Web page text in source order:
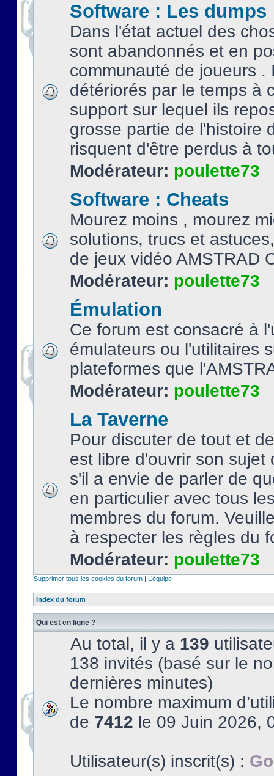
Software : Les dumps
Dans l'état actuel des
sont abandonnés et en
communauté de joueurs .
détériorés par le temps à
support sur lequel ils
grosse partie de l'histoire
risquent d'être perdus à
Modérateur: poulette73
Software : Cheats
Mourez moins , mourez
solutions, trucs et
de jeux vidéo AMSTRAD
Modérateur: poulette73
Émulation
Ce forum est consacré à
émulateurs ou l'utilitaires
plateformes que
Modérateur: poulette73
La Taverne
Pour discuter de tout et
est libre d'ouvrir son sujet
s'il a envie de parler de
en particulier avec tous
membres du forum.
à respecter les règles du
Modérateur: poulette73
Supprimer tous les cookies du forum | L’équipe
Index du forum
Qui est en ligne ?
Au total, il y a 139
138 invités (basé sur le
dernières minutes)
Le nombre maximum
de 7412 le 09 Juin 2026,
Utilisateur(s) inscrit(s) :